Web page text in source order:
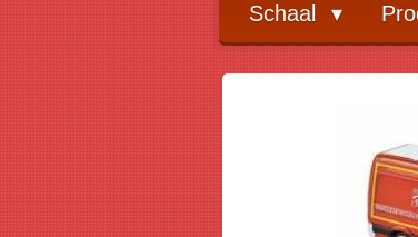
Schaal